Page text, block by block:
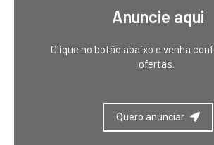
Anuncie aqui
Clique no botão abaixo e venha
ofertas.
Quero anunciar